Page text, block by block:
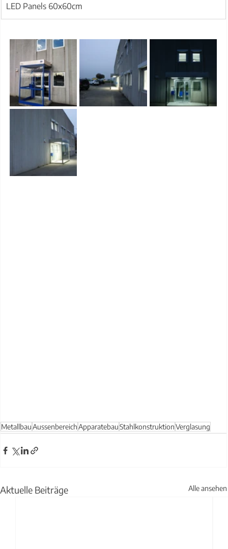
LED Panels 60x60cm
MetallbauAussenbereichApparatebauStahlkonstruktionVerglasung
Aktuelle Beiträge Alle ansehen